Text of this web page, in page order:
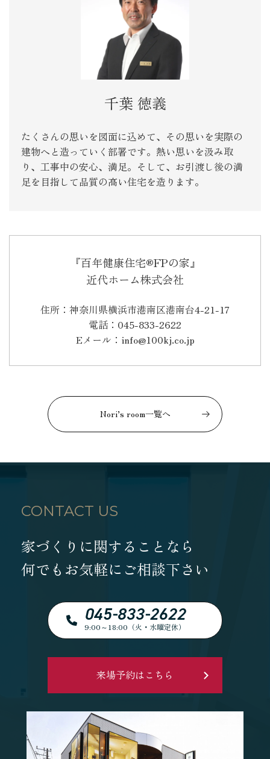
千葉 徳義
たくさんの思いを図面に込めて、その思いを実際の
建物へと造っていく部署です。熱い思いを汲み取
り、工事中の安心、満足。そして、お引渡し後の満
足を目指して品質の高い住宅を造ります。
『百年健康住宅®FPの家』
近代ホーム株式会社
住所：神奈川県横浜市港南区港南台4-21-17
電話：045-833-2622
Eメール：info@100kj.co.jp
Nori’s room一覧へ
CONTACT US
家づくりに関することなら
何でもお気軽にご相談下さい
045-833-2622
9:00～18:00（火・水曜定休）
来場予約はこちら